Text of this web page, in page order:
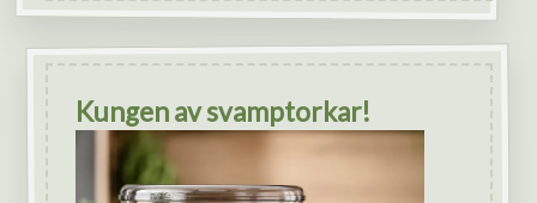
Kungen av svamptorkar!